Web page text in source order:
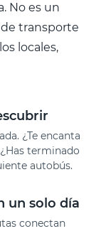
No es un
transporte
locales,
¿Te encanta
terminado
autobús.
un solo día
conectan